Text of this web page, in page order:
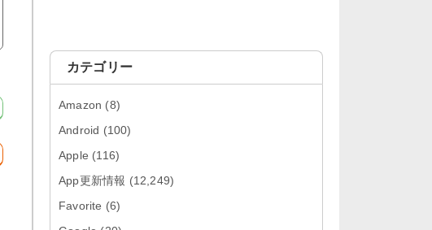
版をリリース。AIプロ...
イバル 26.40」iOS向...
ザ 151.0.7922....
向け最新版...
カテゴリー
Amazon (8)
Android (100)
Apple (116)
App更新情報 (12,249)
Favorite (6)